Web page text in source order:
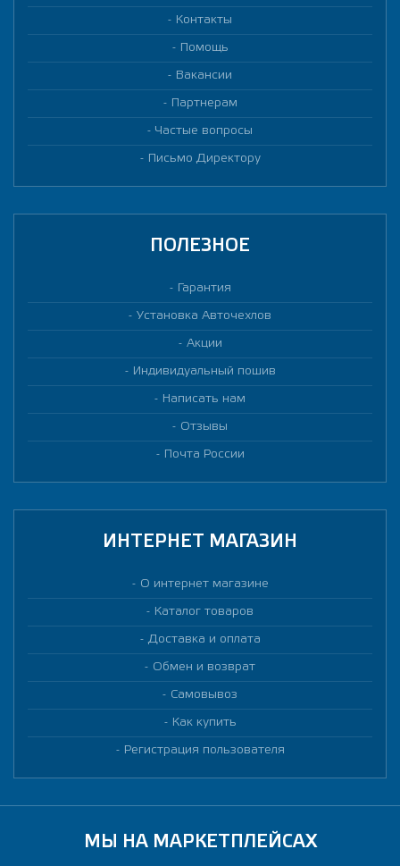
Контакты
Помощь
Вакансии
Партнерам
Частые вопросы
Письмо Директору
ПОЛЕЗНОЕ
Гарантия
Установка Авточехлов
Акции
Индивидуальный пошив
Написать нам
Отзывы
Почта России
ИНТЕРНЕТ МАГАЗИН
О интернет магазине
Каталог товаров
Доставка и оплата
Обмен и возврат
Самовывоз
Как купить
Регистрация пользователя
МЫ НА МАРКЕТПЛЕЙСАХ